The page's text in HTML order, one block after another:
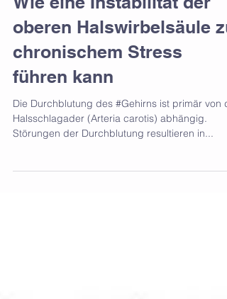
Wie eine Instabilität der
oberen Halswirbelsäule zu
chronischem Stress
führen kann
Die Durchblutung des #Gehirns ist primär von